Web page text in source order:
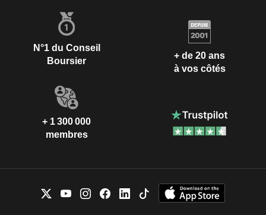
N°1 du Conseil
Boursier
+ de 20 ans
à vos côtés
+ 1 300 000
membres